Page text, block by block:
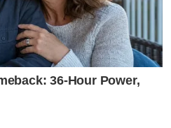
36-Hour Power,